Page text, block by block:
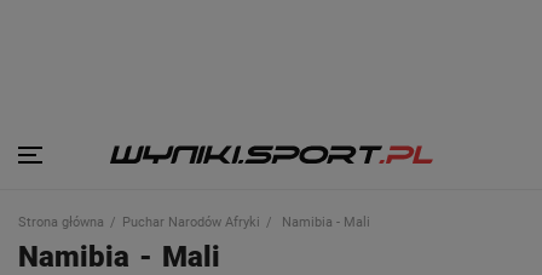
Strona główna Puchar Narodów Afryki Namibia - Mali
Namibia - Mali